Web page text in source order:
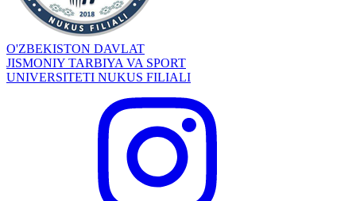
O'ZBEKISTON DAVLAT
JISMONIY TARBIYA VA SPORT
UNIVERSITETI NUKUS FILIALI